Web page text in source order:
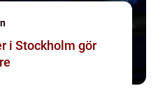
i Stockholm gör